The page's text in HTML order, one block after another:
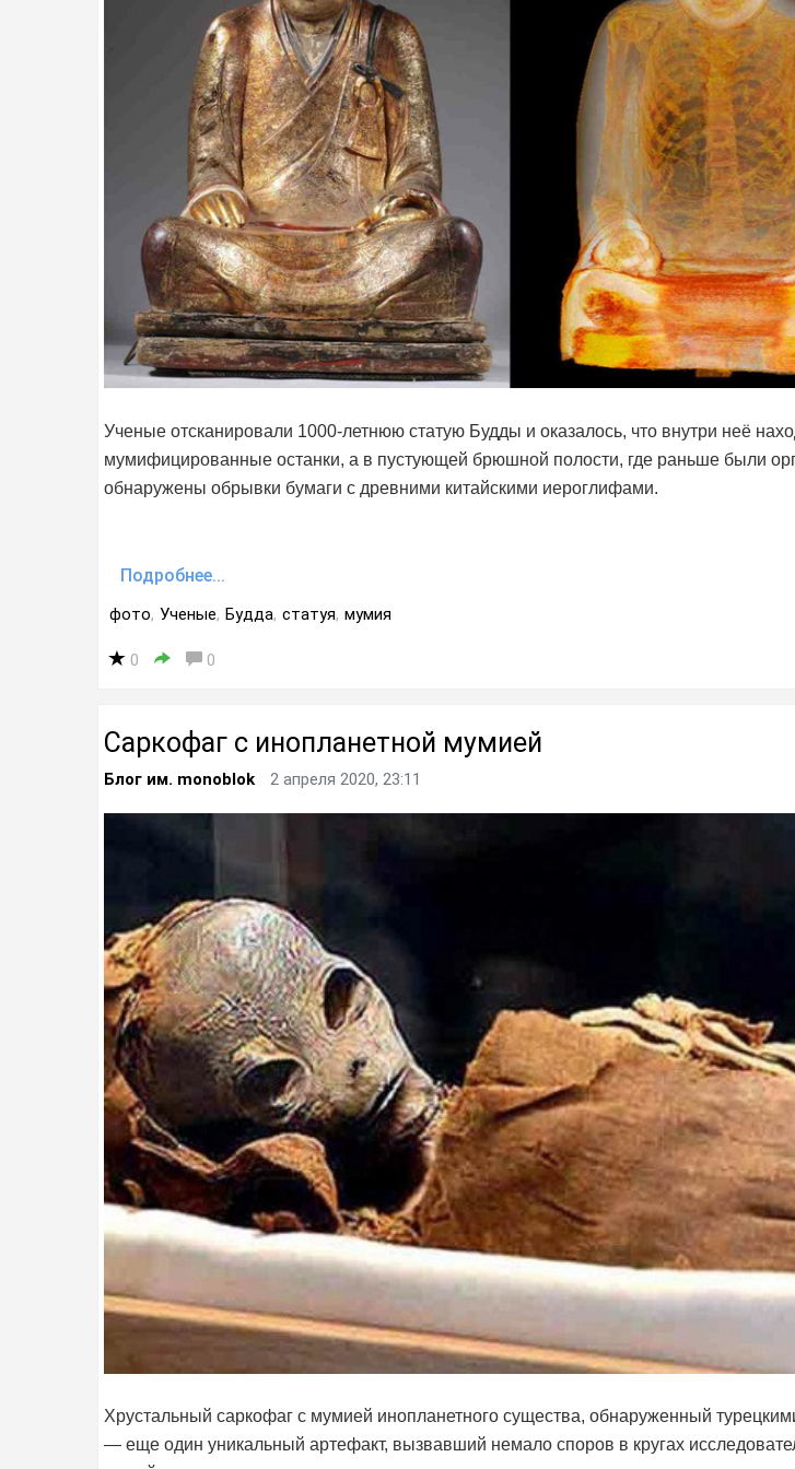
Ученые отсканировали 1000-летнюю статую Будды и оказалось, что внутри неё
мумифицированные останки, а в пустующей брюшной полости, где раньше были
обнаружены обрывки бумаги с древними китайскими иероглифами.
Подробнее...
фото, Ученые, Будда, статуя, мумия
0 0
Саркофаг с инопланетной мумией
Блог им. monoblok 2 апреля 2020, 23:11
Хрустальный саркофаг с мумией инопланетного существа, обнаруженный
— еще один уникальный артефакт, вызвавший немало споров в кругах